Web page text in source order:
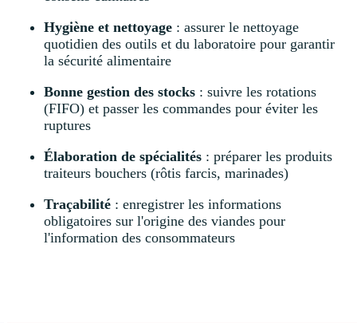
Hygiène et nettoyage : assurer le nettoyage
quotidien des outils et du laboratoire pour garantir
la sécurité alimentaire
Bonne gestion des stocks : suivre les rotations
(FIFO) et passer les commandes pour éviter les
ruptures
Élaboration de spécialités : préparer les produits
traiteurs bouchers (rôtis farcis, marinades)
Traçabilité : enregistrer les informations
obligatoires sur l'origine des viandes pour
l'information des consommateurs